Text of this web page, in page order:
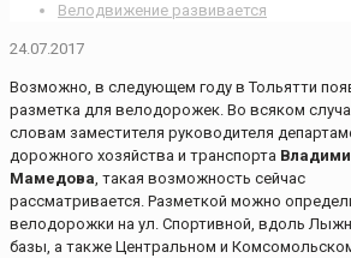
Велодвижение развивается
24.07.2017
Возможно, в следующем году в Тольятти
разметка для велодорожек. Во всяком
словам заместителя руководителя
дорожного хозяйства и транспорта
Мамедова, такая возможность сейчас
рассматривается. Разметкой можно
велодорожки на ул. Спортивной, вдоль
базы, а также Центральном и